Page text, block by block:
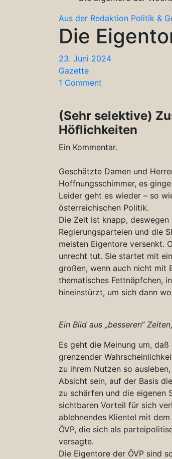
Aus der Redaktion Politik &
Die
23. Juni 2024
Gazette
1 Comment
(Sehr selektive)
Höflichkeiten
Ein Kommentar.
Geschätzte Damen und
Hoffnungsschimmer, es
Leider geht es wieder – so
österreichischen Politik.
Die Zeit ist knapp,
Regierungsparteien und die
meisten Eigentore versenkt.
unrecht tut. Sie startet mit
großen, wenn auch nicht mit
thematisches Fettnäpfchen,
hineinstürzt, um sich dann
Ein Bild aus „besseren“
Es geht die Meinung um,
grenzender
zu ihrem Nutzen so
Absicht sein, auf der Basis
zu schärfen und die eigenen
sichtbaren Vorteil für sich
ablehnendes Klientel mit
ÖVP, die sich als
versagte.
Die Eigentore der ÖVP sind